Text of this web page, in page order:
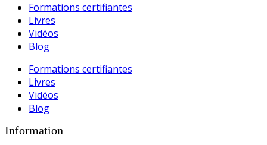
Formations certifiantes
Livres
Vidéos
Blog
Formations certifiantes
Livres
Vidéos
Blog
Information